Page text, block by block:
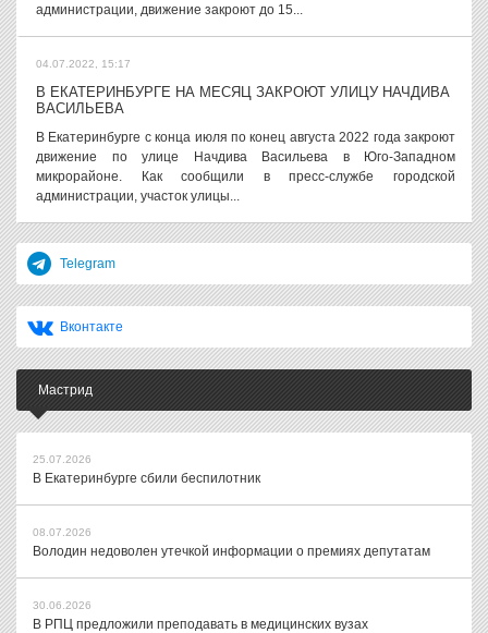
администрации, движение закроют до 15...
04.07.2022, 15:17
В ЕКАТЕРИНБУРГЕ НА МЕСЯЦ ЗАКРОЮТ УЛИЦУ НАЧДИВА
ВАСИЛЬЕВА
В Екатеринбурге с конца июля по конец августа 2022 года закроют
движение по улице Начдива Васильева в Юго-Западном
микрорайоне. Как сообщили в пресс-службе городской
администрации, участок улицы...
Telegram
Вконтакте
Мастрид
25.07.2026
В Екатеринбурге сбили беспилотник
08.07.2026
Володин недоволен утечкой информации о премиях депутатам
30.06.2026
В РПЦ предложили преподавать в медицинских вузах